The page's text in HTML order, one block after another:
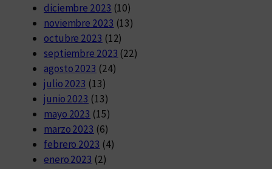
diciembre 2023 (10)
noviembre 2023 (13)
octubre 2023 (12)
septiembre 2023 (22)
agosto 2023 (24)
julio 2023 (13)
junio 2023 (13)
mayo 2023 (15)
marzo 2023 (6)
febrero 2023 (4)
enero 2023 (2)